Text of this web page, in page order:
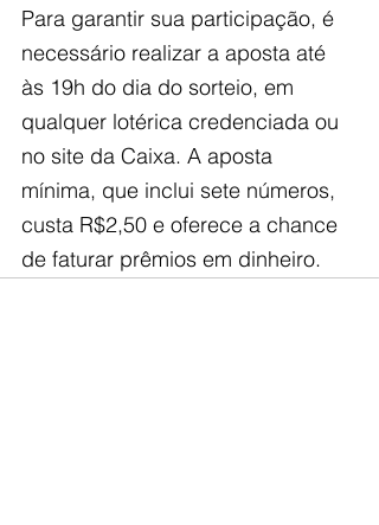
Para garantir sua participação, é
necessário realizar a aposta até
às 19h do dia do sorteio, em
qualquer lotérica credenciada ou
no site da Caixa. A aposta
mínima, que inclui sete números,
custa R$2,50 e oferece a chance
de faturar prêmios em dinheiro.